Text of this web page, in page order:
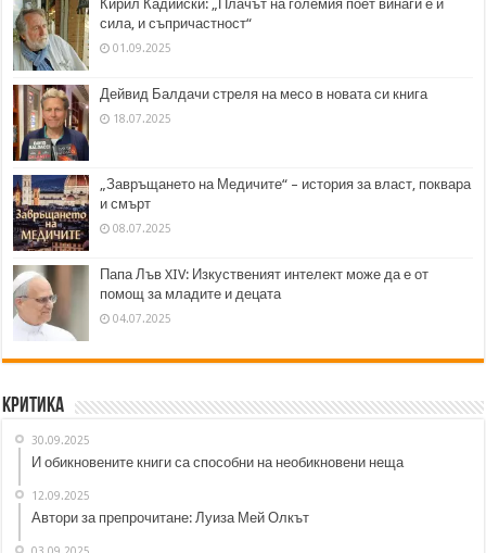
Кирил Кадийски: „Плачът на големия поет винаги е и
сила, и съпричастност“
01.09.2025
Дейвид Балдачи стреля на месо в новата си книга
18.07.2025
„Завръщането на Медичите“ – история за власт, поквара
и смърт
08.07.2025
Папа Лъв XIV: Изкуственият интелект може да е от
помощ за младите и децата
04.07.2025
Критика
30.09.2025
И обикновените книги са способни на необикновени неща
12.09.2025
Автори за препрочитане: Луиза Мей Олкът